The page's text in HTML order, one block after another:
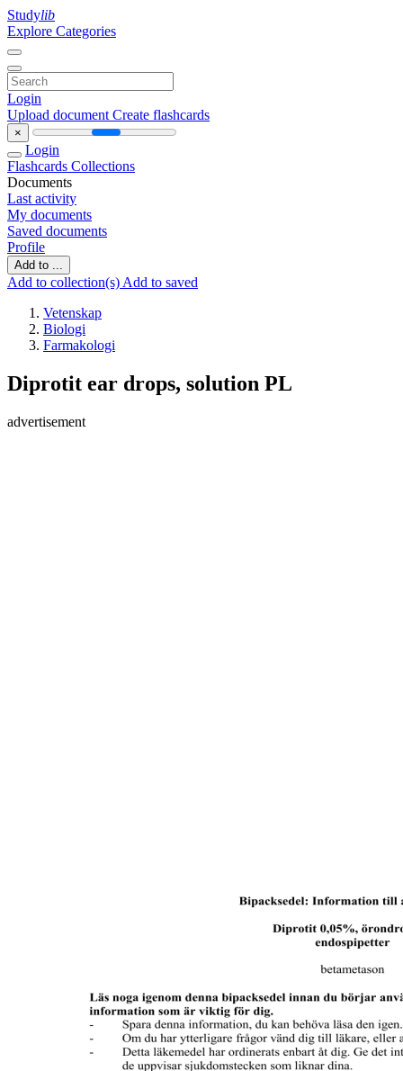
Studylib
Explore Categories
Login
Upload document Create flashcards
×
Login
Flashcards Collections
Documents
Last activity
My documents
Saved documents
Profile
Add to ...
Add to collection(s) Add to saved
Vetenskap
Biologi
Farmakologi
Diprotit ear drops, solution PL
advertisement